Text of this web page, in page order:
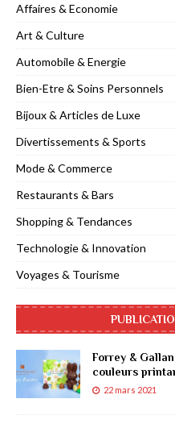
Affaires & Economie
Art & Culture
Automobile & Energie
Bien-Etre & Soins Personnels
Bijoux & Articles de Luxe
Divertissements & Sports
Mode & Commerce
Restaurants & Bars
Shopping & Tendances
Technologie & Innovation
Voyages & Tourisme
Forrey &
couleurs
22 mars 2021